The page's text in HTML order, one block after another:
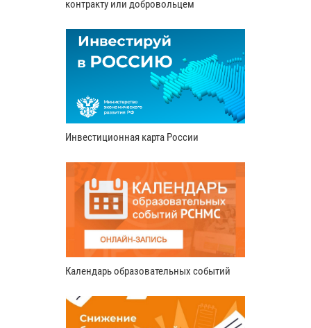
контракту или добровольцем
Инвестиционная карта России
Календарь образовательных событий